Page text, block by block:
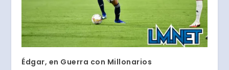
Édgar, en Guerra con Millonarios